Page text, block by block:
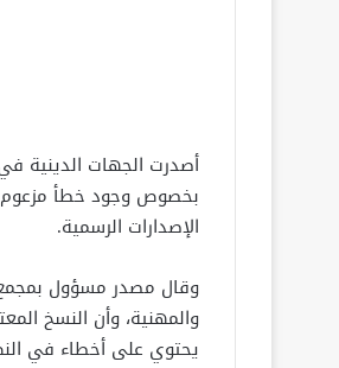
أصدرت الجهات الدينية
بخصوص وجود خطأ
الإصدارات الرسمية.
وقال مصدر مسؤول بمجمع
والمهنية، وأن النسخ
يحتوي على أخطاء في